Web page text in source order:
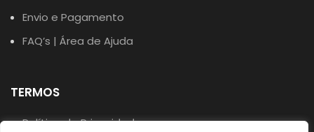
Envio e Pagamento
FAQ’s | Área de Ajuda
TERMOS
Política de Privacidade